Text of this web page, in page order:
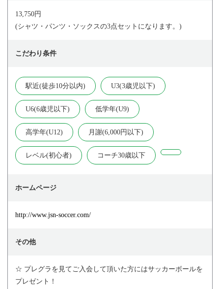
13,750円
(シャツ・パンツ・ソックスの3点セットになります。)
こだわり条件
駅近(徒歩10分以内) U3(3歳児以下)
U6(6歳児以下) 低学年(U9)
高学年(U12) 月謝(6,000円以下)
レベル(初心者) コーチ30歳以下
ホームページ
http://www.jsn-soccer.com/
その他
☆ プレグラを見てご入会して頂いた方にはサッカーボールを
プレゼント！